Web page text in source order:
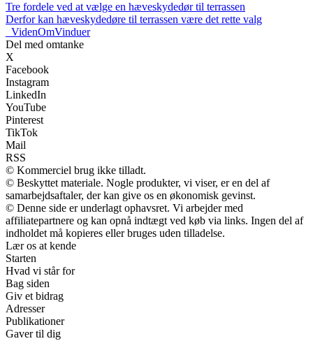
Tre fordele ved at vælge en hæveskydedør til terrassen
Derfor kan hæveskydedøre til terrassen være det rette valg
VidenOmVinduer
Del med omtanke
X
Facebook
Instagram
LinkedIn
YouTube
Pinterest
TikTok
Mail
RSS
© Kommerciel brug ikke tilladt.
© Beskyttet materiale. Nogle produkter, vi viser, er en del af
samarbejdsaftaler, der kan give os en økonomisk gevinst.
© Denne side er underlagt ophavsret. Vi arbejder med
affiliatepartnere og kan opnå indtægt ved køb via links. Ingen del af
indholdet må kopieres eller bruges uden tilladelse.
Lær os at kende
Starten
Hvad vi står for
Bag siden
Giv et bidrag
Adresser
Publikationer
Gaver til dig